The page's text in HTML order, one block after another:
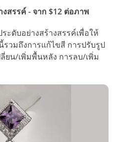
สรรค์ - จาก $12 ต่อภาพ
ะดับอย่างสร้างสรรค์เพื่อให้
มถึงการแก้ไขสี การปรับรูป
ยน/เพิ่มพื้นหลัง การลบ/เพิ่ม